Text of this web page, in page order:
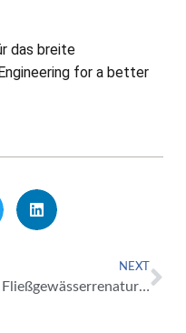
das breite
for a better
NEXT
Fließgewässerrenaturierung